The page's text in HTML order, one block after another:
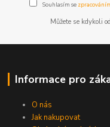
Souhlasím se
Můžete se kdykoli
Informace pro
O nás
Jak nakupovat